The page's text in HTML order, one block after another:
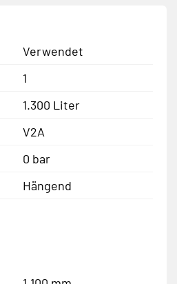
Verwendet
1
1.300 Liter
V2A
0 bar
Hängend